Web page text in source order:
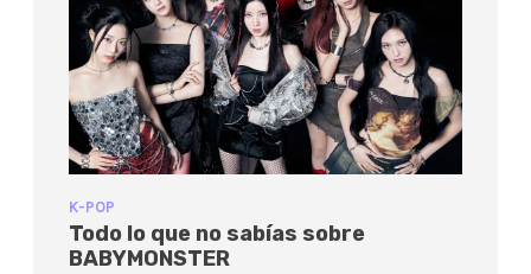
K-POP
Todo lo que no sabías sobre
BABYMONSTER